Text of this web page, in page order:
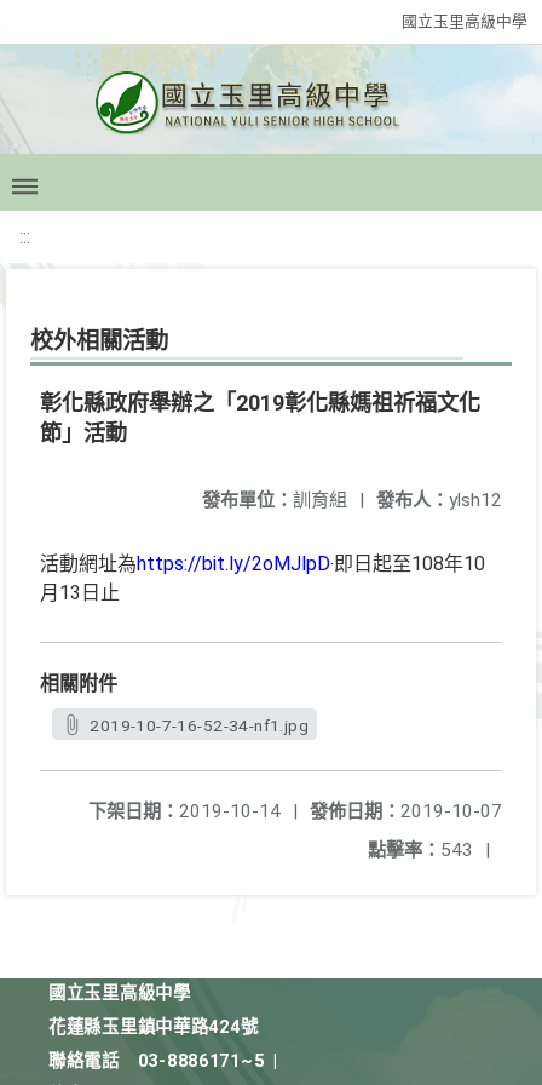
國立玉里高級中學
:::
校外相關活動
彰化縣政府舉辦之「2019彰化縣媽祖祈福文化
節」活動
發布人： ylsh12
發布單位： 訓育組 |
活動網址為https://bit.ly/2oMJlpD‧即日起至108年10
月13日止
相關附件
2019-10-7-16-52-34-nf1.jpg
發佈日期： 2019-10-07
下架日期： 2019-10-14
|
點擊率： 543 |
國立玉里高級中學
花蓮縣玉里鎮中華路424號
聯絡電話
03-8886171~5